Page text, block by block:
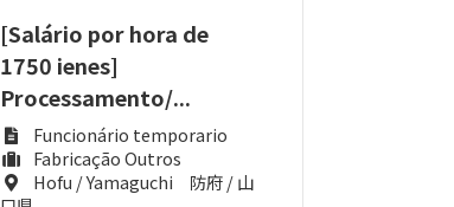
[Salário por hora de
1750 ienes]
Processamento/...
Funcionário temporario
Fabricação Outros
Hofu / Yamaguchi 防府 / 山